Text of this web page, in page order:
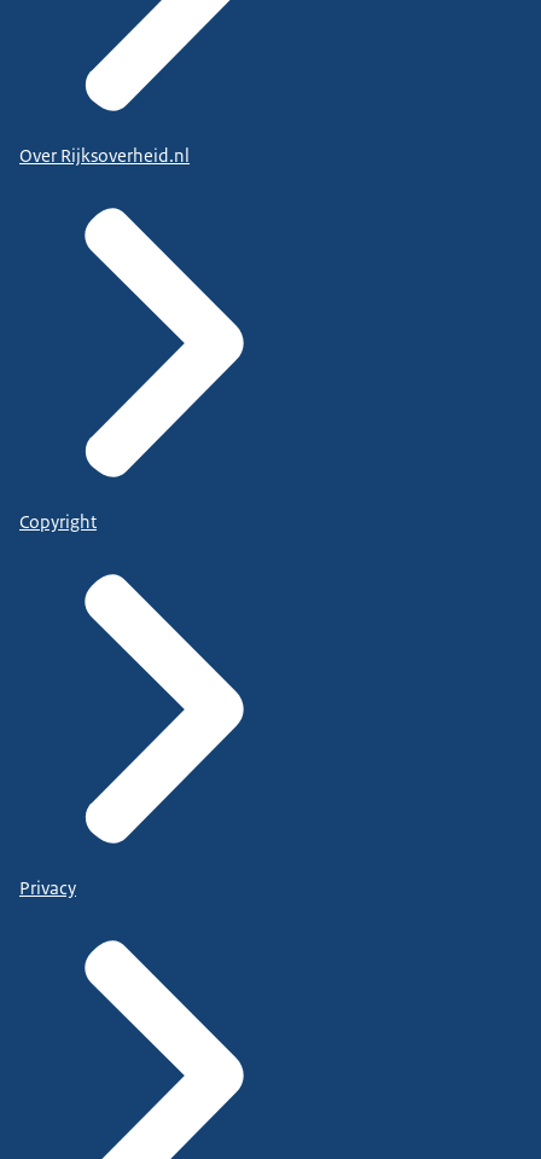
Over Rijksoverheid.nl
Copyright
Privacy